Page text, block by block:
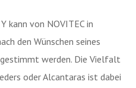
kann von NOVITEC in
den Wünschen seines
werden. Die Vielfalt
oder Alcantaras ist dabei